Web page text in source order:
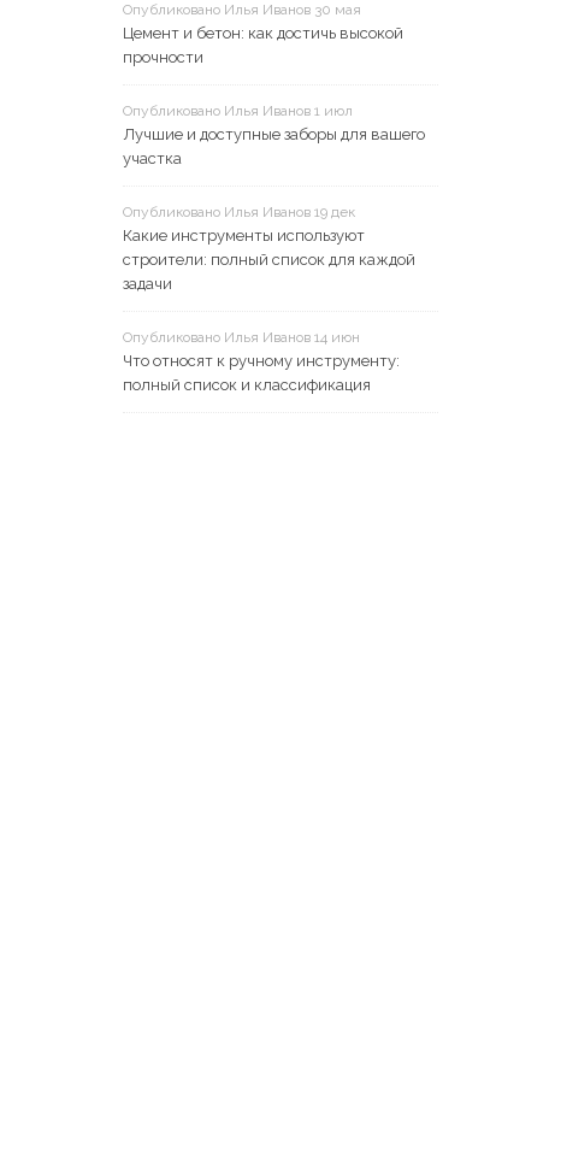
Опубликовано Илья Иванов 30 мая
Цемент и бетон: как достичь высокой
прочности
Опубликовано Илья Иванов 1 июл
Лучшие и доступные заборы для вашего
участка
Опубликовано Илья Иванов 19 дек
Какие инструменты используют
строители: полный список для каждой
задачи
Опубликовано Илья Иванов 14 июн
Что относят к ручному инструменту:
полный список и классификация